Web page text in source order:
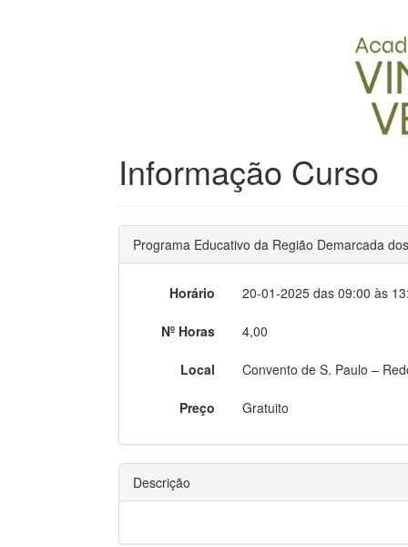
Informação Curso
Programa Educativo da Região Demarcada
Horário 20-01-2025 das 09:00 às
Nº Horas 4,00
Local Convento de S. Paulo –
Preço Gratuito
Descrição